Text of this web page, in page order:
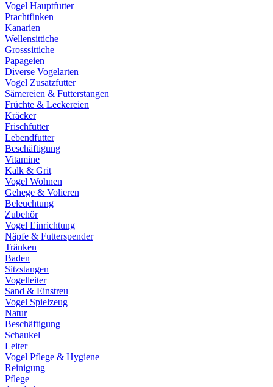
Vogel Hauptfutter
Prachtfinken
Kanarien
Wellensittiche
Grosssittiche
Papageien
Diverse Vogelarten
Vogel Zusatzfutter
Sämereien & Futterstangen
Früchte & Leckereien
Kräcker
Frischfutter
Lebendfutter
Beschäftigung
Vitamine
Kalk & Grit
Vogel Wohnen
Gehege & Volieren
Beleuchtung
Zubehör
Vogel Einrichtung
Näpfe & Futterspender
Tränken
Baden
Sitzstangen
Vogelleiter
Sand & Einstreu
Vogel Spielzeug
Natur
Beschäftigung
Schaukel
Leiter
Vogel Pflege & Hygiene
Reinigung
Pflege